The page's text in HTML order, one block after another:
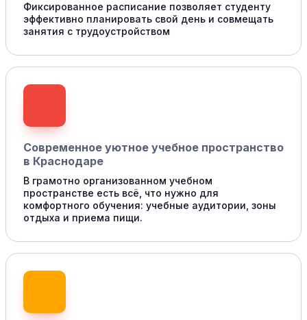
Фиксированное расписание позволяет студенту
эффективно планировать свой день и совмещать
занятия с трудоустройством
Современное уютное учебное пространство
в Краснодаре
В грамотно организованном учебном
пространстве есть всё, что нужно для
комфортного обучения: учебные аудитории, зоны
отдыха и приема пищи.